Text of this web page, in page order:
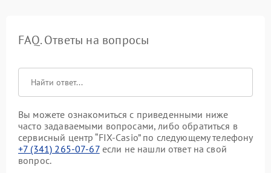
FAQ. Ответы на вопросы
Вы можете ознакомиться с приведенными ниже
часто задаваемыми вопросами, либо обратиться в
сервисный центр “FIX-Casio” по следующему телефону
+7 (341) 265-07-67если не нашли ответ на свой
вопрос.